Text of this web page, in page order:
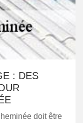
: DES
doit être